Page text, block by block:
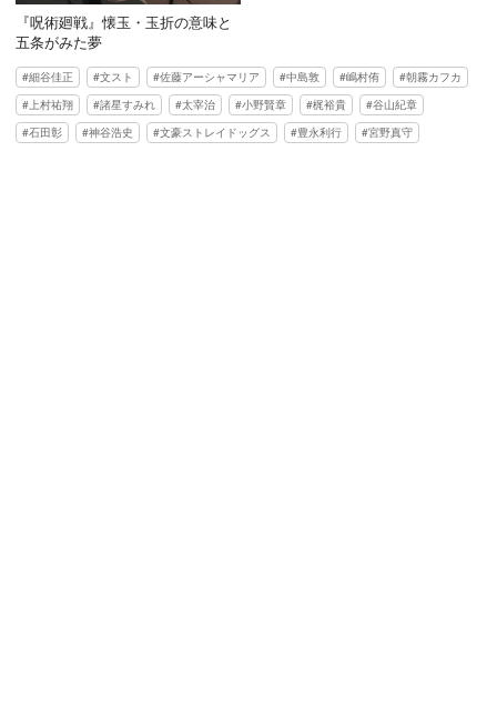
『呪術廻戦』懐玉・玉折の意味と
五条がみた夢
細谷佳正 文スト 佐藤アーシャマリア 中島敦 嶋村侑
朝霧カフカ
上村祐翔
諸星すみれ 太宰治 小野賢章 梶裕貴
谷山紀章
石田彰
神谷浩史 文豪ストレイドッグス 豊永利行 宮野真守